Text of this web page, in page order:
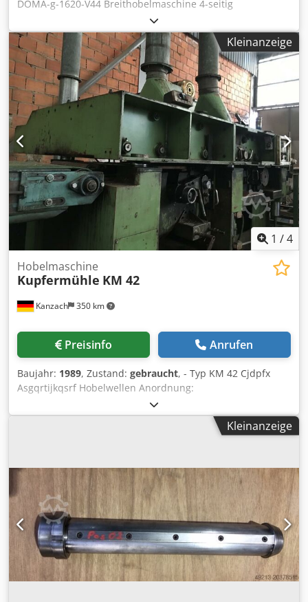
DOMA-g-1620-V44 Breithobelmaschine 4-seitig
Arbeitsbreite max. 1620 mm Hobelhöhe 2 Seiten max. 300
mm Hobelhöhe 4 Seiten max. 240 mm ( OPTION Umbau
auf 300 mm ) Vorschub in 6 Stufen 4,5 - 26 m/min
Elektroleistung gesamt 91 kW 4 horizontale Hobelwellen
unten rechts 11,0 kW unten links 15,0 kW oben rechts 18,5
kW oben links 18,5 kW Cedpfezlbz Rsx Akqerf vertikale
Fräsaggregate 2 x 7,5 kW mit montierten Alu-Hobelköpfe H
240 mm
Kleinanzeige
1 /4
Kanzach 350 km
Hobelmaschine
Kupfermühle KM 42
Preisinfo Anrufen
Baujahr: 1989, Zustand: gebraucht, - Typ KM 42 Cjdpfx
Asgqrtijkqsrf Hobelwellen Anordnung:
unten/oben/Sägewelle Arbeitshöhe 800 mm Hobelbreite
max 420 mm Hobelhöhe max. 250 mm Bohrung der
Kreissägeblatter 70 mm mit 2 Keilnuten 20,5 x 4,25 mm
elektrisch Vorschubgeschwindigkeiten 7-42 m/min
stufenlos regelbar Vorschubmotor 5,5 kW Angetriebene
Rollen im Tisch 3 Vorschubrollen oben 6 Kabel wurden
abgeschnitten Beschreibung siehe Orginal AB, am Anhang
Kleinanzeige